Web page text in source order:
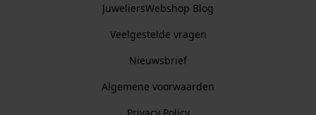
JuweliersWebshop Blog
Veelgestelde vragen
Nieuwsbrief
Algemene voorwaarden